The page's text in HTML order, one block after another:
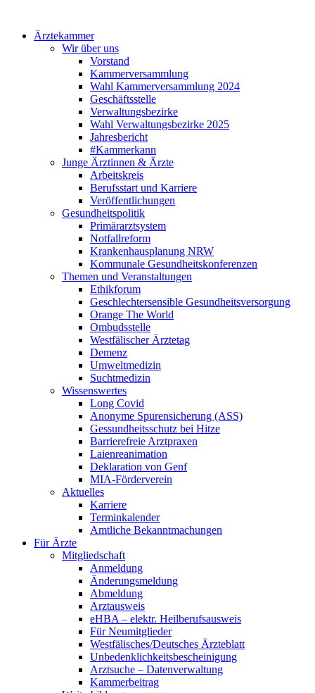
Ärztekammer
Wir über uns
Vorstand
Kammerversammlung
Wahl Kammerversammlung 2024
Geschäftsstelle
Verwaltungsbezirke
Wahl Verwaltungsbezirke 2025
Jahresbericht
#Kammerkann
Junge Ärztinnen & Ärzte
Arbeitskreis
Berufsstart und Karriere
Veröffentlichungen
Gesundheitspolitik
Primärarztsystem
Notfallreform
Krankenhausplanung NRW
Kommunale Gesundheitskonferenzen
Themen und Veranstaltungen
Ethikforum
Geschlechtersensible Gesundheitsversorgung
Orange The World
Ombudsstelle
Westfälischer Ärztetag
Demenz
Umweltmedizin
Suchtmedizin
Wissenswertes
Long Covid
Anonyme Spurensicherung (ASS)
Gessundheitsschutz bei Hitze
Barrierefreie Arztpraxen
Laienreanimation
Deklaration von Genf
MIA-Förderverein
Aktuelles
Karriere
Terminkalender
Amtliche Bekanntmachungen
Für Ärzte
Mitgliedschaft
Anmeldung
Änderungsmeldung
Abmeldung
Arztausweis
eHBA – elektr. Heilberufsausweis
Für Neumitglieder
Westfälisches/Deutsches Ärzteblatt
Unbedenklichkeitsbescheinigung
Arztsuche – Datenverwaltung
Kammerbeitrag